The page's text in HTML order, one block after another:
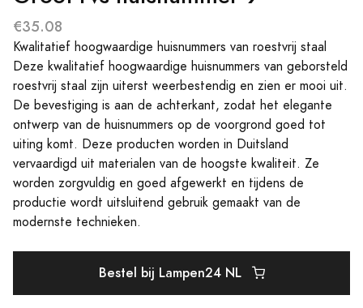
€35.08
Kwalitatief hoogwaardige huisnummers van roestvrij staal
Deze kwalitatief hoogwaardige huisnummers van geborsteld
roestvrij staal zijn uiterst weerbestendig en zien er mooi uit.
De bevestiging is aan de achterkant, zodat het elegante
ontwerp van de huisnummers op de voorgrond goed tot
uiting komt. Deze producten worden in Duitsland
vervaardigd uit materialen van de hoogste kwaliteit. Ze
worden zorgvuldig en goed afgewerkt en tijdens de
productie wordt uitsluitend gebruik gemaakt van de
modernste technieken.
Bestel bij Lampen24 NL